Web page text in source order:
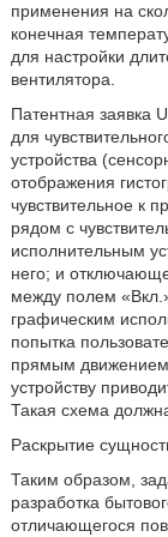
применения на
конечная
для настройки
вентилятора.
Патентная заявка
для
устройства
отображения
чувствительное к
рядом с
исполнительным
него; и
между полем
графическим
попытка
прямым движением
устройству
Такая схема
Раскрытие
Таким образом,
разработка
отличающегося